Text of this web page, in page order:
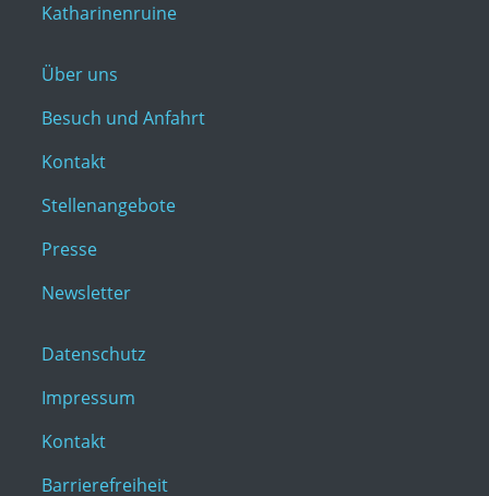
Katharinenruine
Über uns
Besuch und Anfahrt
Kontakt
Stellenangebote
Presse
Newsletter
Datenschutz
Impressum
Kontakt
Barrierefreiheit